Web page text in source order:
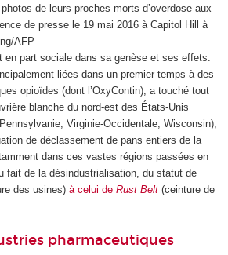
de leurs proches morts d’overdose aux
de presse le 19 mai 2016 à Capitol Hill à
AFP
en part sociale dans sa genèse et ses effets.
liées dans un premier temps à des
opioïdes (dont l’OxyContin), a touché tout
blanche du nord-est des États-Unis
Virginie-Occidentale, Wisconsin),
de déclassement de pans entiers de la
dans ces vastes régions passées en
fait de la désindustrialisation, du statut de
des usines) à celui de Rust Belt(ceinture de
pharmaceutiques